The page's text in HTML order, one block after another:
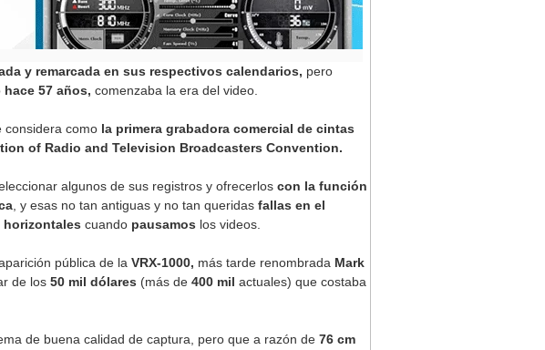
y remarcada en sus respectivos calendarios, pero
hace 57 años, comenzaba la era del video.
considera como la primera grabadora comercial de cintas
of Radio and Television Broadcasters Convention.
algunos de sus registros y ofrecerlos con la función
, y esas no tan antiguas y no tan queridas fallas en el
horizontales cuando pausamos los videos.
pública de la VRX-1000, más tarde renombrada Mark
de los 50 mil dólares (más de 400 mil actuales) que costaba
de buena calidad de captura, pero que a razón de 76 cm